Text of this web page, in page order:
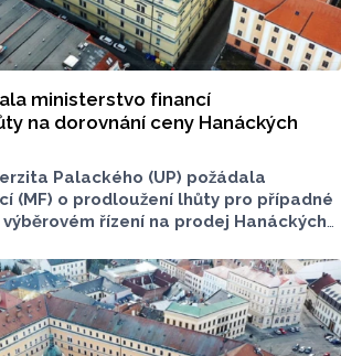
ministerstvo financí
na dorovnání ceny Hanáckých
Palackého (UP) požádala
(MF) o prodloužení lhůty pro případné
řízení na prodej Hanáckých
věcech majetkových (ÚZSVM).
podle vedení univerzity mělo
Hanáckých kasáren prověřit.
ÚP Egon Havrlant.